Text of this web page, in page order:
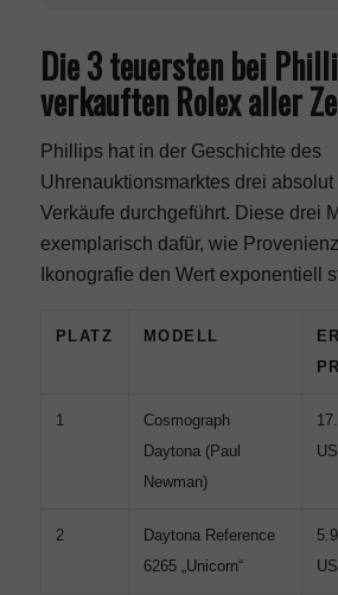
Die 3 teuersten bei
verkauften Rolex aller
Phillips hat in der Geschichte des
Uhrenauktionsmarktes drei
Verkäufe durchgeführt. Diese drei
exemplarisch dafür, wie
Ikonografie den Wert exponentiell
PLATZ MODELL
1
Cosmograph
Daytona (Paul
Newman)
2
Daytona Reference
6265 „Unicorn“